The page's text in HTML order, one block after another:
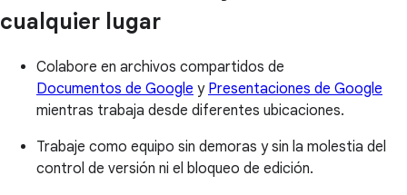
cualquier lugar
Colabore en archivos compartidos de
Documentos de Google y Presentaciones de Google
mientras trabaja desde diferentes ubicaciones.
Trabaje como equipo sin demoras y sin la molestia del
control de versión ni el bloqueo de edición.